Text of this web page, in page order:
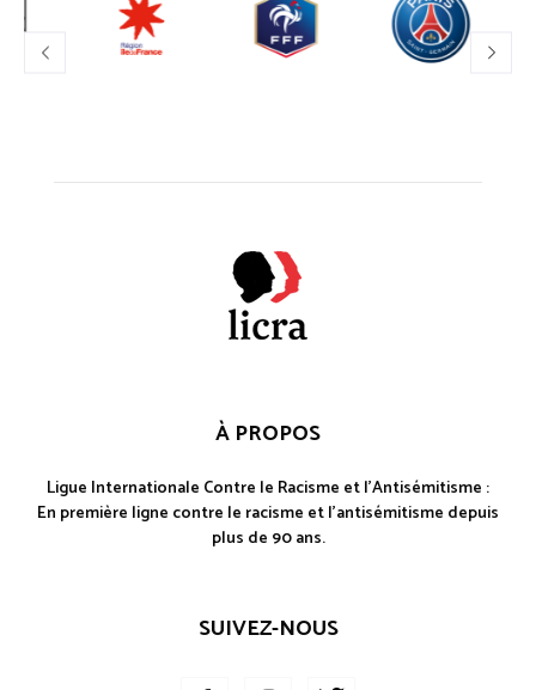
À PROPOS
Ligue Internationale Contre le Racisme et l'Antisémitisme :
En première ligne contre le racisme et l'antisémitisme depuis
plus de 90 ans.
SUIVEZ-NOUS